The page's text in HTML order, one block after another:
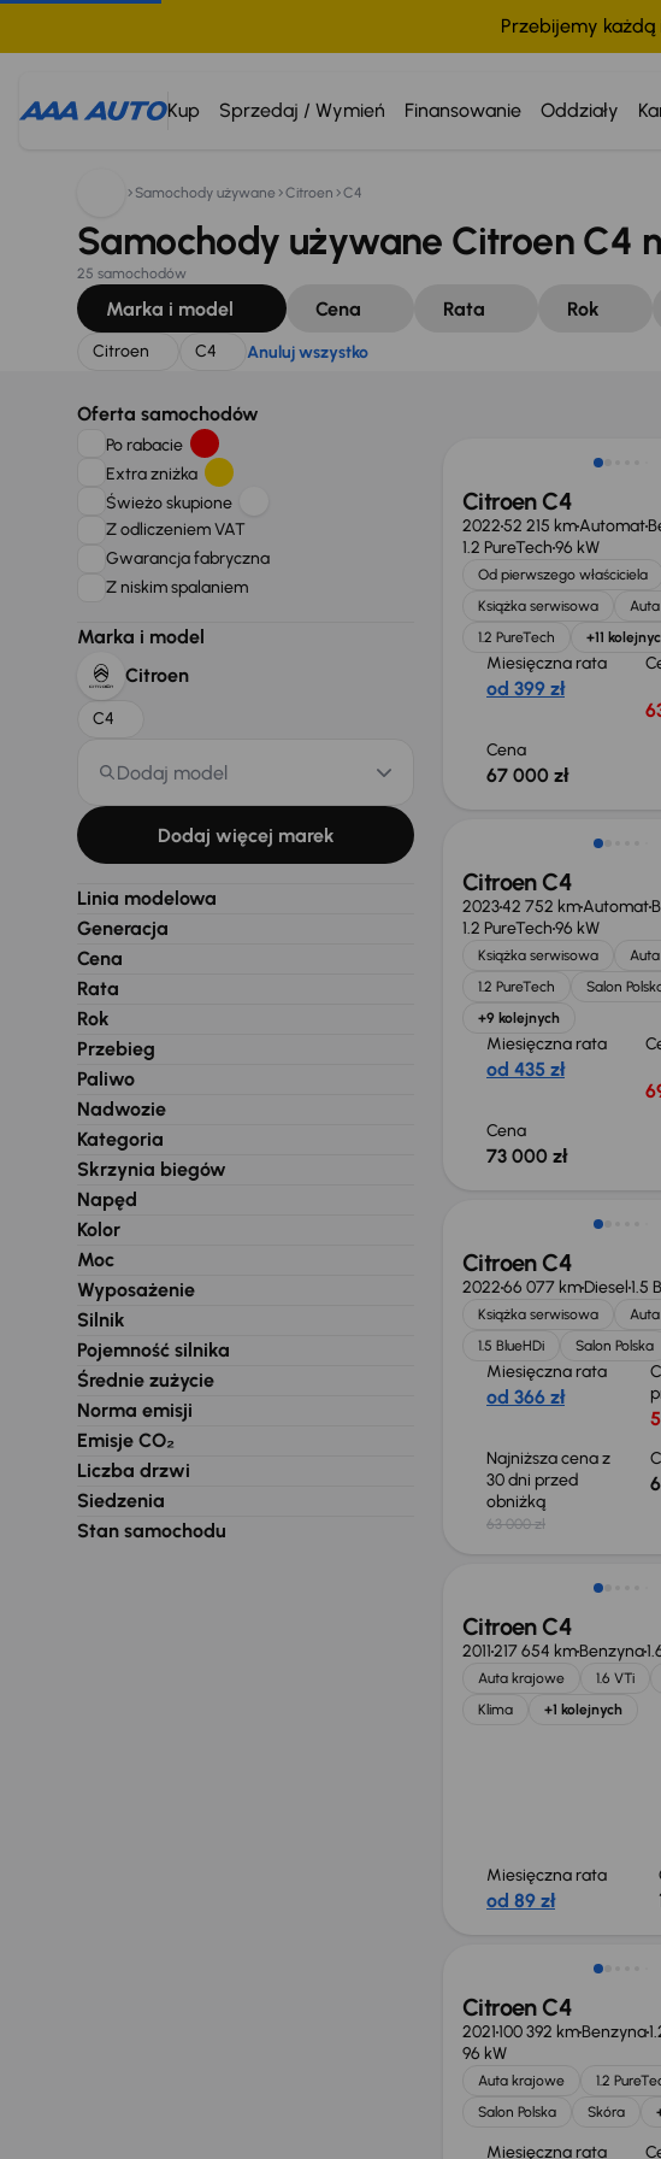
Przebijemy każdą
Kup Sprzedaj / Wymień Finansowanie Oddziały
Szukam: Anuluj wszystko
Samochody używane Citroen C4
Samochody używane Citroen C4
25 samochodów
Marka i model Cena Rata Rok
Citroen C4 Anuluj wszystko
Oferta samochodów
Po rabacie
Extra zniżka
Świeżo skupione
Z odliczeniem VAT
Gwarancja fabryczna
Z niskim spalaniem
Marka i model
Citroen
C4
Dodaj model
Dodaj więcej marek
Linia modelowa
Generacja
Cena
Rata
Rok
Przebieg
Paliwo
Nadwozie
Kategoria
Skrzynia biegów
Napęd
Kolor
Moc
Wyposażenie
Silnik
Pojemność silnika
Średnie zużycie
Norma emisji
Emisje CO₂
Liczba drzwi
Siedzenia
Stan samochodu
Citroen C4
202252 215 kmAutomat
1.2 PureTech96 kW
Od pierwszego właściciela
Książka serwisowa
1.2 PureTech
+11
Miesięczna rata
od 399 zł
Cena
67 000 zł
Możliwość odliczenia
Citroen C4
202342 752 kmAutomat
1.2 PureTech96 kW
Książka serwisowa
1.2 PureTech
Salon
+9 kolejnych
Miesięczna rata
od 435 zł
Cena
73 000 zł
Citroen C4
202266 077 kmDiesel1.5
Książka serwisowa
1.5 BlueHDi
Salon Polska
Miesięczna rata
od 366 zł
Najniższa cena z
30 dni przed
obniżką
63 000 zł
Taniej o 500 zł
Citroen C4
2011217 654 kmBenzyna
Auta krajowe 1.6 VTi
Klima
+1 kolejnych
Miesięczna rata
od 89 zł
Citroen C4
2021100 392 kmBenzyna
96 kW
Auta krajowe
1.2
Salon Polska
Skóra
Miesięczna rata